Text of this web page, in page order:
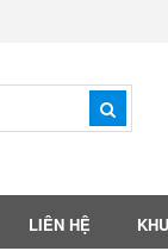
LIÊN HỆ